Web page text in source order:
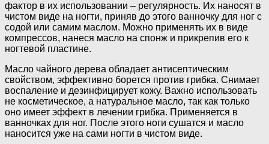
фактор в их использовании – регулярность. Их наносят в
чистом виде на ногти, приняв до этого ванночку для ног с
содой или самим маслом. Можно применять их в виде
компрессов, нанеся масло на спонж и прикрепив его к
ногтевой пластине.
Масло чайного дерева обладает антисептическим
свойством, эффективно борется против грибка. Снимает
воспаление и дезинфицирует кожу. Важно использовать
не косметическое, а натуральное масло, так как только
оно имеет эффект в лечении грибка. Применяется в
ванночках для ног. После этого ноги сушатся и масло
наносится уже на сами ногти в чистом виде.